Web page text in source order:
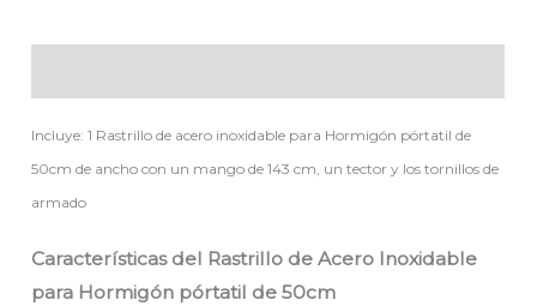
Incluye: 1 Rastrillo de acero inoxidable para Hormigón pórtatil de
50cm de ancho con un mango de 143 cm, un tector y los tornillos de
armado
Características del Rastrillo de Acero Inoxidable
para Hormigón pórtatil de 50cm